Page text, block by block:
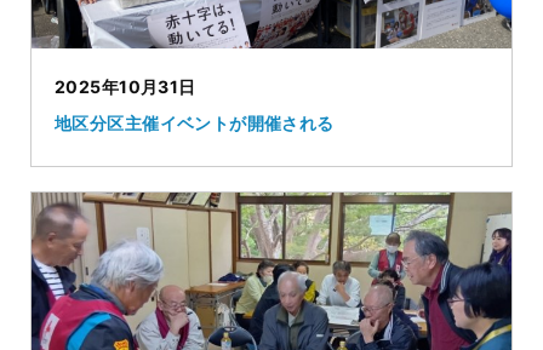
2025年10月31日
地区分区主催イベントが開催される